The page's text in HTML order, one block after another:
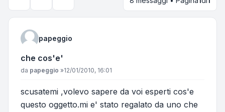
papeggio
che cos'e'
Messaggio
da papeggio »12/01/2010, 16:01
scusatemi ,volevo sapere da voi esperti cos'e
questo oggetto.mi e' stato regalato da uno che